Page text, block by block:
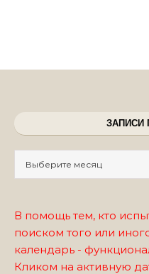
ЗАПИСИ
В помощь тем, кто
поиском того или
календарь -
Кликом на активную